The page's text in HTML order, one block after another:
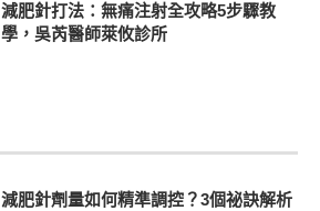
減肥針打法：無痛注射全攻略5步驟教
學，吳芮醫師萊攸診所
減肥針劑量如何精準調控？3個祕訣解析